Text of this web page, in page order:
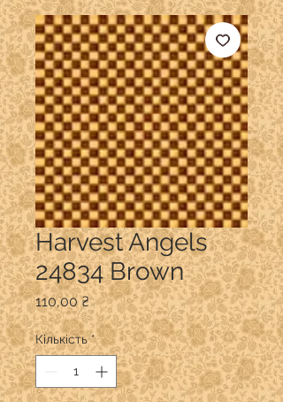
Harvest Angels
24834 Brown
110,00 ₴Ціна
Кількість *